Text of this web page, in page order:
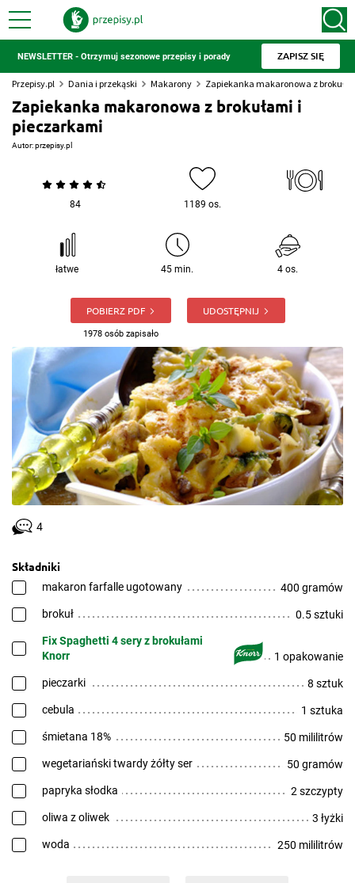
NEWSLETTER - Otrzymuj sezonowe przepisy i porady ZAPISZ SIĘ
Przepisy.pl Dania i przekąski Makarony Zapiekanka makaronowa z
Zapiekanka makaronowa z brokułami i
pieczarkami
Autor:przepisy.pl
84 1189 os.
łatwe 45 min. 4 os.
POBIERZ PDF
1978 osób zapisało
UDOSTĘPNIJ
4
Składniki
makaron farfalle ugotowany 400 gramów
brokuł 0.5 sztuki
Fix Spaghetti 4 sery z brokułami
Knorr
1 opakowanie
pieczarki 8 sztuk
cebula 1 sztuka
śmietana 18% 50 mililitrów
wegetariański twardy żółty ser 50 gramów
papryka słodka 2 szczypty
oliwa z oliwek 3 łyżki
woda 250 mililitrów